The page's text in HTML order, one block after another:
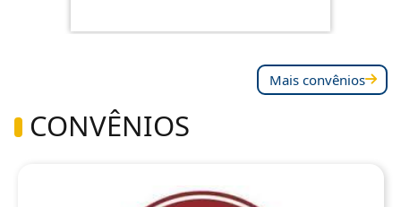
CONVÊNIOS
Mais convênios